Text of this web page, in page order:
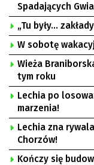
Spadających
W sobotę
Wieża
tym roku
Lechia po
marzenia!
Lechia zna
Chorzów!
Kończy się